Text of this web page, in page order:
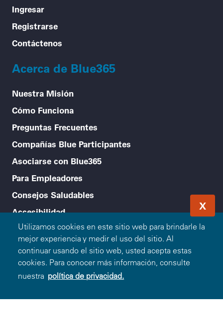
Utilizamos cookies en este sitio web para brindarle la
mejor experiencia y medir el uso del sitio. Al
continuar usando el sitio web, usted acepta estas
cookies. Para conocer más información, consulte
nuestra política de privacidad.
X
Ingresar
Registrarse
Contáctenos
Acerca de Blue365
Nuestra Misión
Cómo Funciona
Preguntas Frecuentes
Compañías Blue Participantes
Asociarse con Blue365
Para Empleadores
Consejos Saludables
Accesibilidad
Legal menu
Política de Privacidad
Condiciones de Uso